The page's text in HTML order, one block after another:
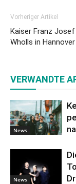
Vorheriger Artikel
Kaiser Franz
Wholls in Hannover
VERWANDTE
News
News